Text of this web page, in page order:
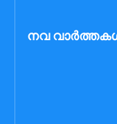
നവ